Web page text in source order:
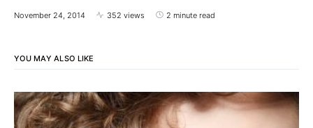
November 24, 2014 352 views 2 minute read
YOU MAY ALSO LIKE